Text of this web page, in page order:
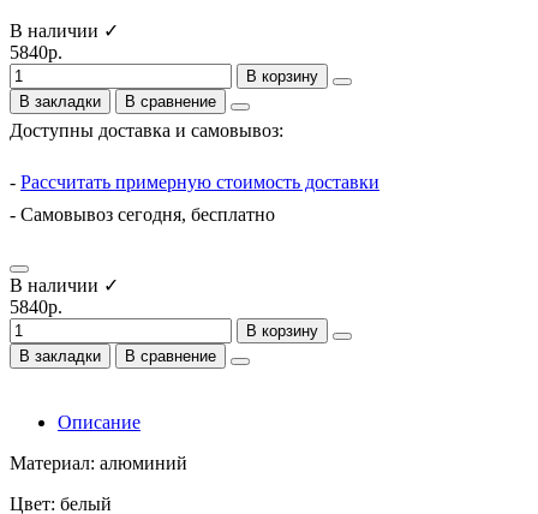
В наличии ✓
5840р.
В корзину
В закладки
В сравнение
Доступны доставка и самовывоз:
- Рассчитать примерную стоимость доставки
- Самовывоз сегодня, бесплатно
В наличии ✓
5840р.
В корзину
В закладки
В сравнение
Описание
Материал: алюминий
Цвет: белый